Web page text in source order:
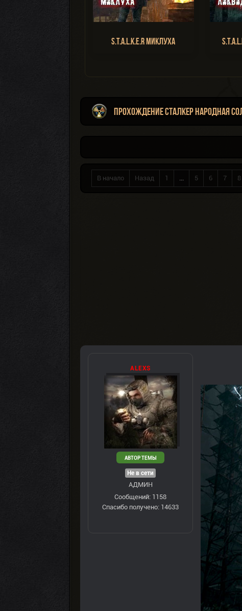
S.T.A.L.K.E.R Миклуха
Прохождение Сталкер Народная
В начало Назад 1 ... 5 6 7 8
ALEXS
АВТОР ТЕМЫ
Не в сети
АДМИН
Сообщений: 1158
Спасибо получено: 14633